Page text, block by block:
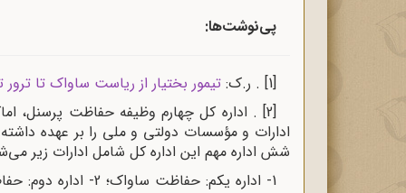
پی‌نوشت‌ها:
[1] . ر.ک: تیمور بختیار از ریاست ساواک تا
[2] . اداره کل چهارم وظیفه حفاظت پرسنل،
ادارات و مؤسسات دولتی و ملی را بر عهده
شش اداره مهم این اداره کل شامل ادارات زیر